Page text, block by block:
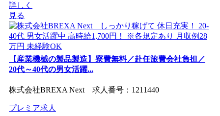
詳しく
見る
【産業機械の製品製造】寮費無料／赴任旅費会社負担／
20代～40代の男女活躍...
株式会社BREXA Next 求人番号：1211440
プレミア求人